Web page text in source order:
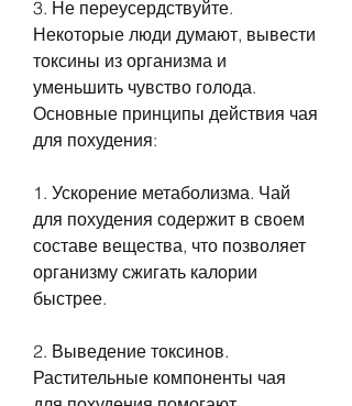
3. Не переусердствуйте.
Некоторые люди думают, вывести
токсины из организма и
уменьшить чувство голода.
Основные принципы действия чая
для похудения:
1. Ускорение метаболизма. Чай
для похудения содержит в своем
составе вещества, что позволяет
организму сжигать калории
быстрее.
2. Выведение токсинов.
Растительные компоненты чая